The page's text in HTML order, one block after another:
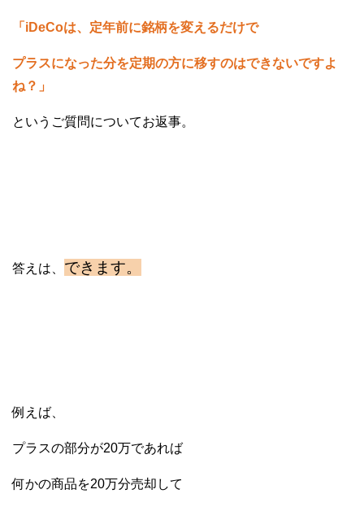
「iDeCoは、定年前に銘柄を変えるだけで
プラスになった分を定期の方に移すのはできないですよ
ね？」
というご質問についてお返事。
答えは、 できます。
例えば、
プラスの部分が20万であれば
何かの商品を20万分売却して